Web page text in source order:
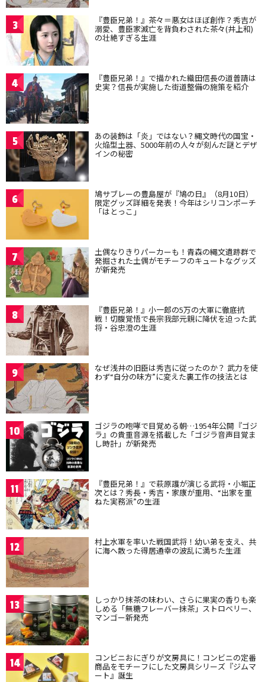
3 『豊臣兄弟！』茶々＝悪女はほぼ創作？秀吉が
溺愛、豊臣家滅亡を背負わされた茶々(井上和)
の壮絶すぎる生涯
4 『豊臣兄弟！』で描かれた織田信長の道普請は
史実？信長が実施した街道整備の施策を紹介
5 あの装飾は「炎」ではない？縄文時代の国宝・
火焔型土器、5000年前の人々が刻んだ謎とデザ
インの秘密
6 鳩サブレーの豊島屋が『鳩の日』（8月10日）
限定グッズ詳細を発表！今年はシリコンポーチ
「はとっこ」
7 土偶なりきりパーカーも！青森の縄文遺跡群で
発掘された土偶がモチーフのキュートなグッズ
が新発売
8 『豊臣兄弟！』小一郎の5万の大軍に徹底抗
戦！切腹覚悟で長宗我部元親に降伏を迫った武
将・谷忠澄の生涯
9 なぜ浅井の旧臣は秀吉に従ったのか？ 武力を使
わず“自分の味方”に変えた裏工作の技法とは
10 ゴジラの咆哮で目覚める朝…1954年公開『ゴジ
ラ』の貴重音源を搭載した「ゴジラ音声目覚ま
し時計」が新発売
11 『豊臣兄弟！』で萩原護が演じる武将・小堀正
次とは？秀長・秀吉・家康が重用、“出家を重
ねた実務派”の生涯
12 村上水軍を率いた戦国武将！幼い弟を支え、共
に海へ散った得居通幸の波乱に満ちた生涯
13 しっかり抹茶の味わい、さらに果実の香りも楽
しめる「無糖フレーバー抹茶」ストロベリー、
マンゴー新発売
14 コンビニおにぎりが文房具に！コンビニの定番
商品をモチーフにした文房具シリーズ『ジムマ
ート』誕生